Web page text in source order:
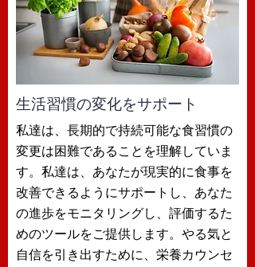
生活習慣の変化をサポート
私達は、長期的で持続可能な食習慣の
変更は困難であることを理解していま
す。私達は、あなたが現実的に食事を
改善できるようにサポートし、あなた
の進歩をモニタリングし、評価するた
めのツールをご提供します。やる気と
自信を引き出すために、栄養カウンセ